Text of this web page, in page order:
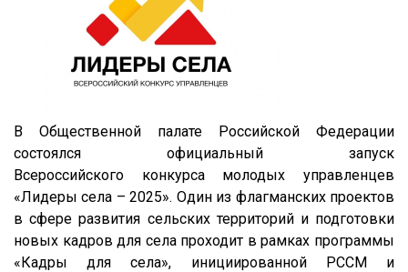
В Общественной палате Российской Федерации
состоялся официальный запуск
Всероссийского конкурса молодых управленцев
«Лидеры села – 2025». Один из флагманских проектов
в сфере развития сельских территорий и подготовки
новых кадров для села проходит в рамках программы
«Кадры для села», инициированной РССМ и